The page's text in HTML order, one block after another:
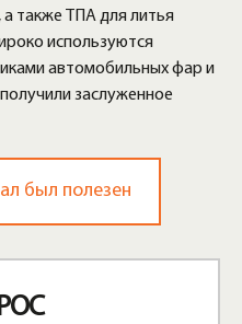
а также ТПА для литья
используются
автомобильных фар и
заслуженное
был полезен